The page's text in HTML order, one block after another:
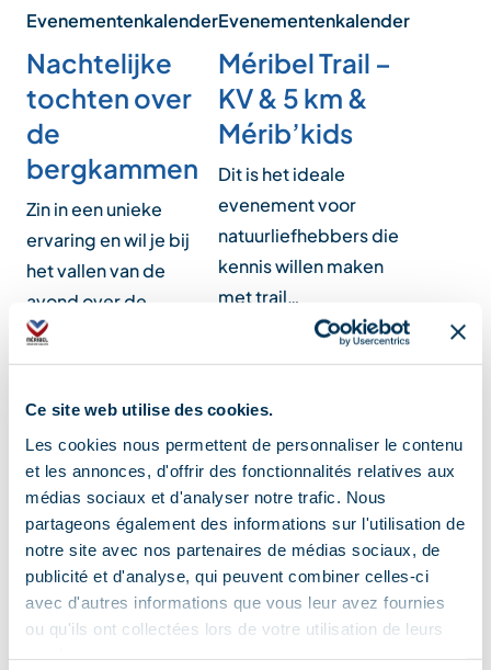
Ce site web utilise des cookies.
Les cookies nous permettent de personnaliser le contenu
et les annonces, d'offrir des fonctionnalités relatives aux
médias sociaux et d'analyser notre trafic. Nous
partageons également des informations sur l'utilisation de
notre site avec nos partenaires de médias sociaux, de
publicité et d'analyse, qui peuvent combiner celles-ci
avec d'autres informations que vous leur avez fournies
ou qu'ils ont collectées lors de votre utilisation de leurs
Evenementenkalender
Nachtelijke
tochten over
de
bergkammen
Zin in een unieke
ervaring en wil je bij
het vallen van de
avond over de
bergkammen…
Evenementenkalender
Méribel Trail –
KV & 5 km &
Mérib’kids
Dit is het ideale
evenement voor
natuurliefhebbers die
kennis willen maken
met trail…
Lokalisatie